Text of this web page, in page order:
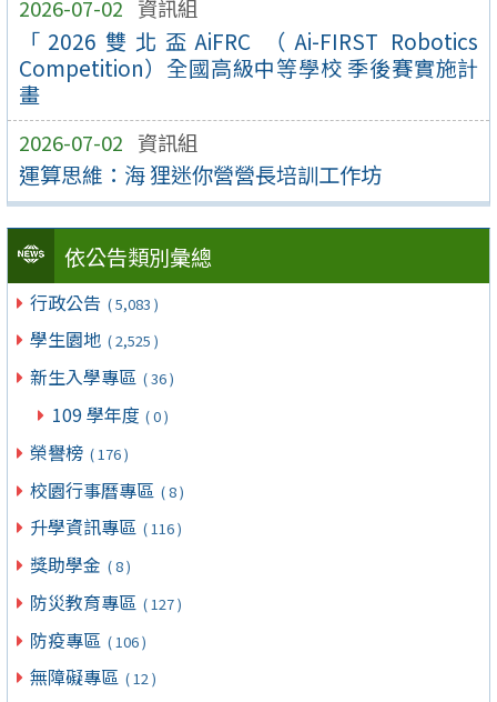
2026-07-02 資訊組
「2026雙北盃AiFRC （Ai-FIRST Robotics
Competition）全國高級中等學校 季後賽實施計
畫
2026-07-02 資訊組
運算思維：海 狸迷你營營長培訓工作坊
依公告類別彙總
行政公告 ( 5,083 )
學生園地 ( 2,525 )
新生入學專區 ( 36 )
109 學年度 ( 0 )
榮譽榜 ( 176 )
校園行事曆專區 ( 8 )
升學資訊專區 ( 116 )
獎助學金 ( 8 )
防災教育專區 ( 127 )
防疫專區 ( 106 )
無障礙專區 ( 12 )